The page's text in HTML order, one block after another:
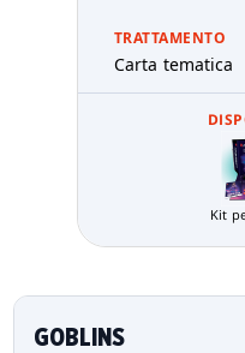
TRATTAMENTO
Carta tematica
Kit
GOBLINS